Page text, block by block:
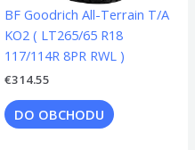
BF Goodrich All-Terrain T/A
KO2 ( LT265/65 R18
117/114R 8PR RWL )
€314.55
DO OBCHODU